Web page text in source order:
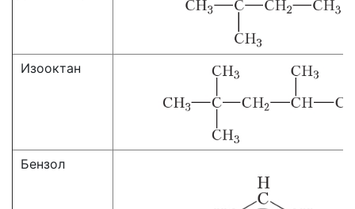
Изооктан
Бензол